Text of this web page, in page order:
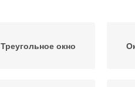
Треугольное окно